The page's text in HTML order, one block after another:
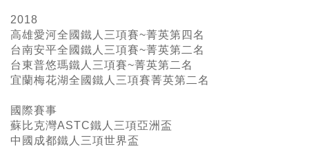
2018
高雄愛河全國鐵人三項賽~菁英第四名
台南安平全國鐵人三項賽~菁英第二名
台東普悠瑪鐵人三項賽~菁英第二名
宜蘭梅花湖全國鐵人三項賽菁英第二名
國際賽事
蘇比克灣ASTC鐵人三項亞洲盃
中國成都鐵人三項世界盃